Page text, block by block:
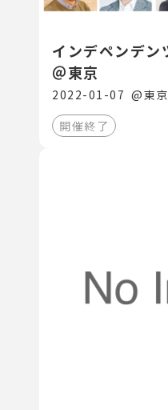
インデペンデン
＠東京
2022-01-07 @東
開催終了